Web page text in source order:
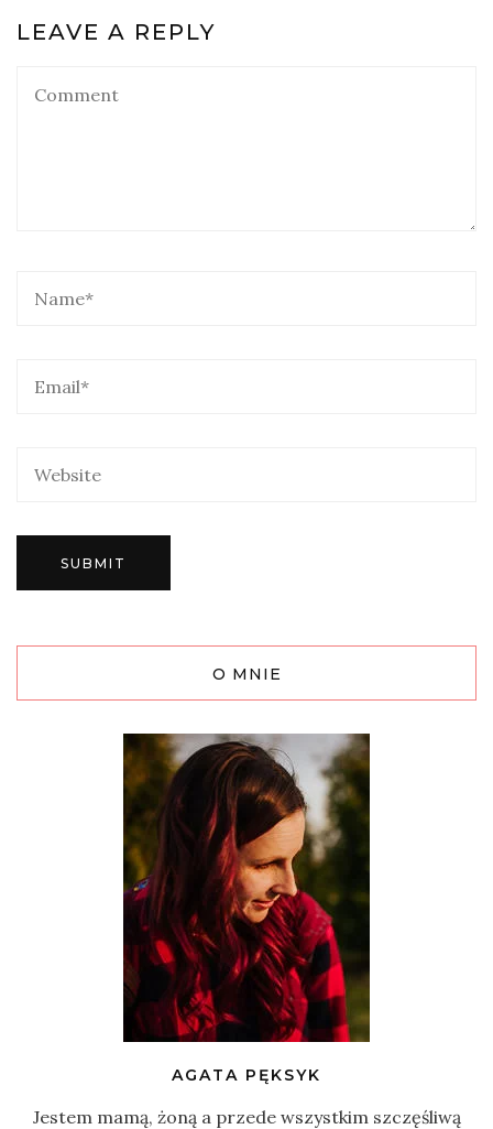
LEAVE A REPLY
O MNIE
AGATA PĘKSYK
Jestem mamą, żoną a przede wszystkim szczęśliwą